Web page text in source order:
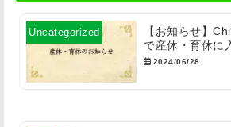
Uncategorized
【お知らせ】
で産休・育休に
2024/06/28